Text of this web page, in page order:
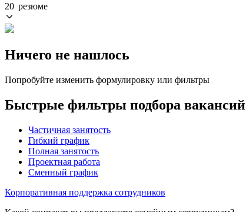
20 резюме
Ничего не нашлось
Попробуйте изменить формулировку или фильтры
Быстрые фильтры подбора вакансий
Частичная занятость
Гибкий график
Полная занятость
Проектная работа
Сменный график
Корпоративная поддержка сотрудников